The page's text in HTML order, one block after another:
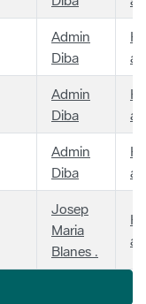
Admin
Diba
Admin
Diba
Admin
Diba
Josep
Maria
Blanes .